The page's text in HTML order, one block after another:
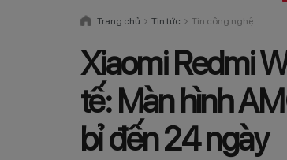
Trang chủ Tin tức Tin công nghệ
Xiaomi Redmi
tế: Màn hình
bỉ đến 24 ngày